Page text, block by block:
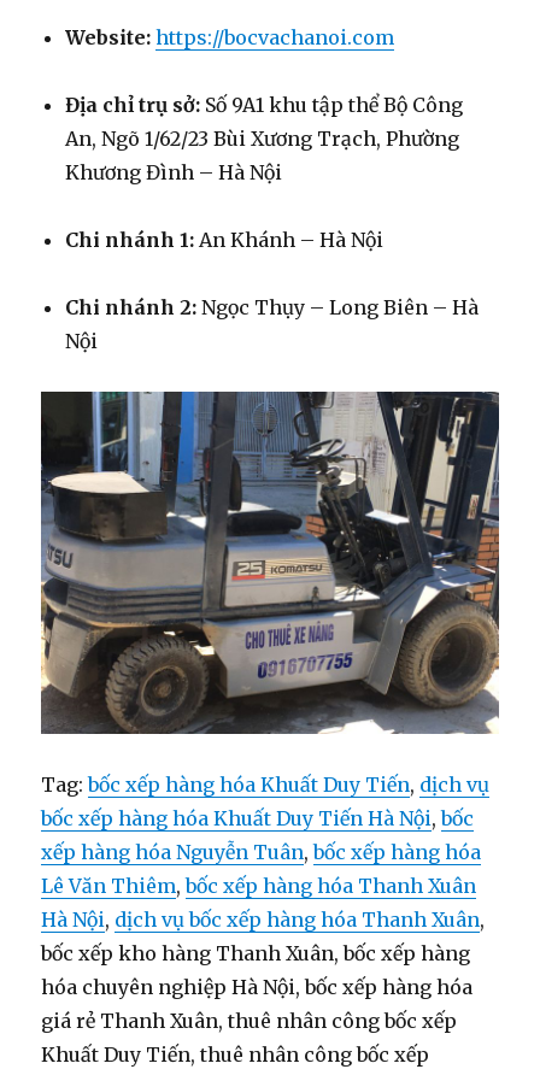
Website: https://bocvachanoi.com
Địa chỉ trụ sở: Số 9A1 khu tập thể Bộ Công
An, Ngõ 1/62/23 Bùi Xương Trạch, Phường
Khương Đình – Hà Nội
Chi nhánh 1: An Khánh – Hà Nội
Chi nhánh 2: Ngọc Thụy – Long Biên – Hà
Nội
Tag:bốc xếp hàng hóa Khuất Duy Tiến, dịch vụ
bốc xếp hàng hóa Khuất Duy Tiến Hà Nội,bốc
xếp hàng hóa Nguyễn Tuân,bốc xếp hàng hóa
Lê Văn Thiêm,bốc xếp hàng hóa Thanh Xuân
Hà Nội, dịch vụ bốc xếp hàng hóa Thanh Xuân,
bốc xếp kho hàng Thanh Xuân, bốc xếp hàng
hóa chuyên nghiệp Hà Nội, bốc xếp hàng hóa
giá rẻ Thanh Xuân, thuê nhân công bốc xếp
Khuất Duy Tiến, thuê nhân công bốc xếp